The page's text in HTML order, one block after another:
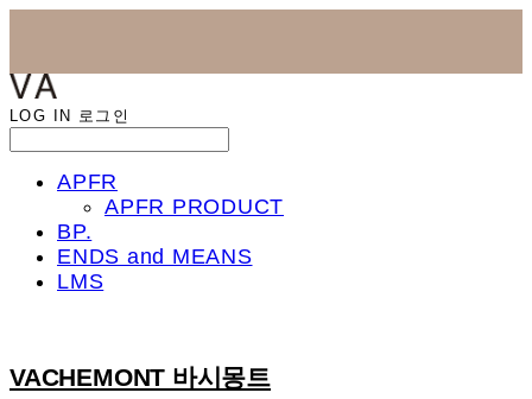
LOG IN 로그인
APFR
APFR PRODUCT
BP.
ENDS and MEANS
LMS
VACHEMONT 바시몽트